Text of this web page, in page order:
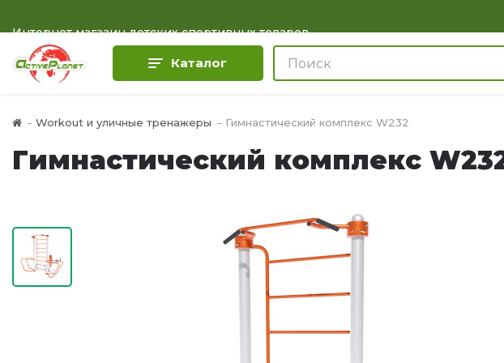
Интернет магазин детских спортивных товаров
Каталог
Workout и уличные тренажеры Гимнастический комплекс W232
Гимнастический комплекс